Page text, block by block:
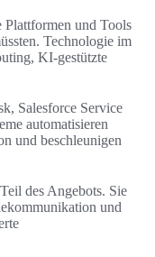
Plattformen und Tools
Technologie im
KI-gestützte
Salesforce Service
automatisieren
und beschleunigen
des Angebots. Sie
und